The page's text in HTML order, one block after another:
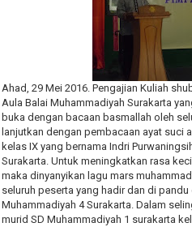
Ahad, 29 Mei 2016. Pengajian Kuliah
Aula Balai Muhammadiyah Surakarta
buka dengan bacaan basmallah oleh
lanjutkan dengan pembacaan ayat suci
kelas IX yang bernama Indri
Surakarta. Untuk meningkatkan rasa
maka dinyanyikan lagu mars
seluruh peserta yang hadir dan di
Muhammadiyah 4 Surakarta. Dalam
murid SD Muhammadiyah 1 surakarta